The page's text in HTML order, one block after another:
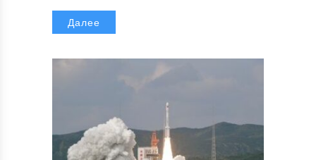
Далее